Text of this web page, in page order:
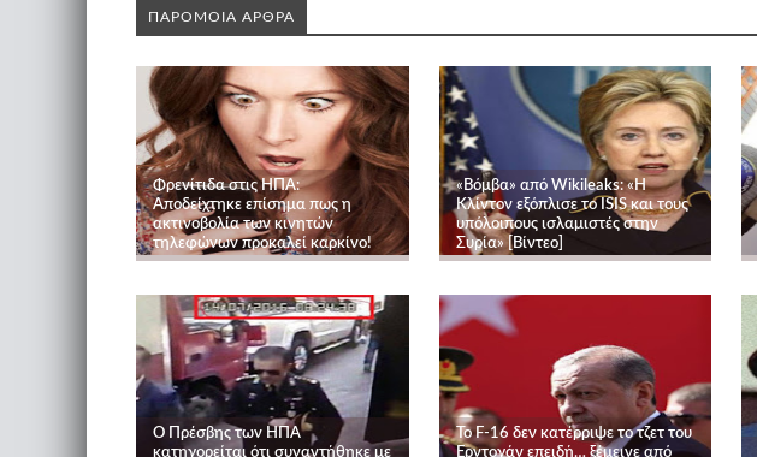
ΠΑΡΟΜΟΙΑ ΑΡΘΡΑ
Φρενίτιδα στις ΗΠΑ:
Αποδείχτηκε επίσημα πως η
ακτινοβολία των κινητών
τηλεφώνων προκαλεί καρκίνο!
«Βόμβα» από Wikileaks: «Η
Κλίντον εξόπλισε το ISIS και τους
υπόλοιπους ισλαμιστές στην
Συρία» [Βίντεο]
Ο Πρέσβης των ΗΠΑ
κατηγορείται ότι συναντήθηκε με
Το F-16 δεν κατέρριψε το τζετ του
Ερντογάν επειδή… ξέμεινε από